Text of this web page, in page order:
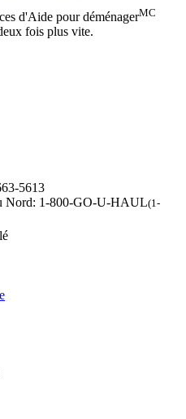
d'Aide pour déménagerMC
fois plus vite.
5613
Nord: 1-800-GO-U-HAUL(1-